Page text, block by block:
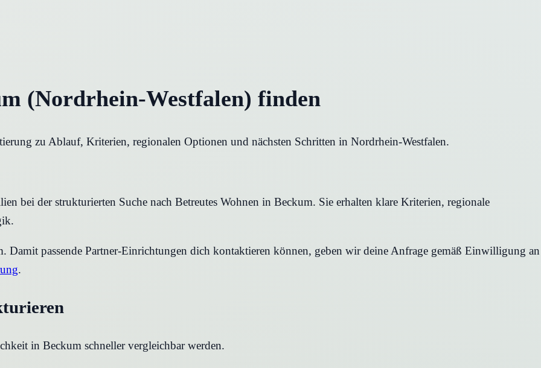
(Nordrhein-Westfalen) finden
zu Ablauf, Kriterien, regionalen Optionen und nächsten Schritten in Nordrhein-Westfalen.
bei der strukturierten Suche nach Betreutes Wohnen in Beckum. Sie erhalten klare Kriterien, regionale
passende Partner-Einrichtungen dich kontaktieren können, geben wir deine Anfrage gemäß Einwilligung an
.
in Beckum schneller vergleichbar werden.